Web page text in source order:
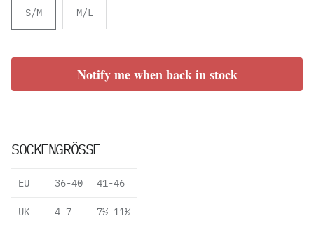
S/M M/L
Notify me when back in stock
SOCKENGRÖSSE
EU 36-40 41-46
UK 4-7 7½-11½